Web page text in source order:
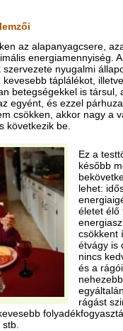
az alapanyagcsere,
energiamennyiség.
szervezete nyugalmi
táplálékot,
betegségekkel is társul,
egyént, és ezzel
csökken, akkor nagy a
következik be.
Ez a
később
lehet:
életet élő
csökkent
étvágy is
nincs
és a
rágást